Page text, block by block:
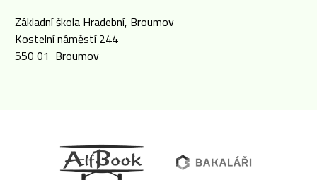
Základní škola Hradební, Broumov
Kostelní náměstí 244
550 01 Broumov